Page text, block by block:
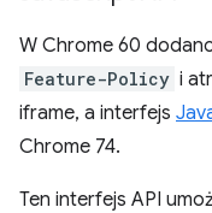
W Chrome 60
Feature-Policy i
iframe, a interfejs
Chrome 74.
Ten interfejs API